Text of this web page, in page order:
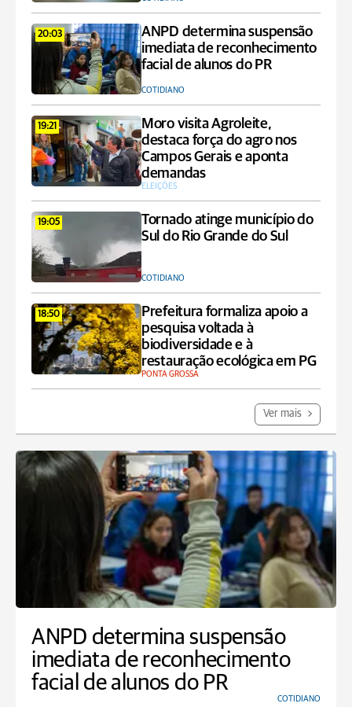
20:03
ANPD determina suspensão
imediata de reconhecimento
facial de alunos do PR
COTIDIANO
19:21
Moro visita Agroleite,
destaca força do agro nos
Campos Gerais e aponta
demandas
ELEIÇÕES
19:05
Tornado atinge município do
Sul do Rio Grande do Sul
COTIDIANO
18:50
Prefeitura formaliza apoio a
pesquisa voltada à
biodiversidade e à
restauração ecológica em PG
PONTA GROSSA
Ver mais
ANPD determina suspensão
imediata de reconhecimento
facial de alunos do PR
COTIDIANO